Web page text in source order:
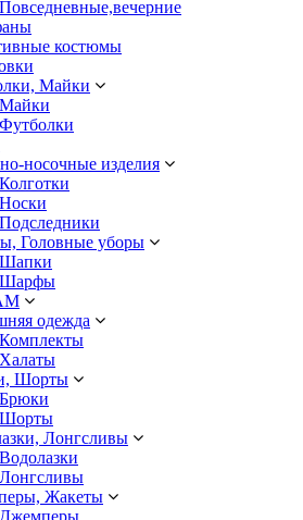
Повседневные,вечерние
костюмы
Майки
Майки
Футболки
носочные изделия
Колготки
Носки
Подследники
Головные уборы
Шапки
Шарфы
одежда
Комплекты
Халаты
Шорты
Брюки
Шорты
Лонгсливы
Водолазки
Лонгсливы
Жакеты
Джемперы